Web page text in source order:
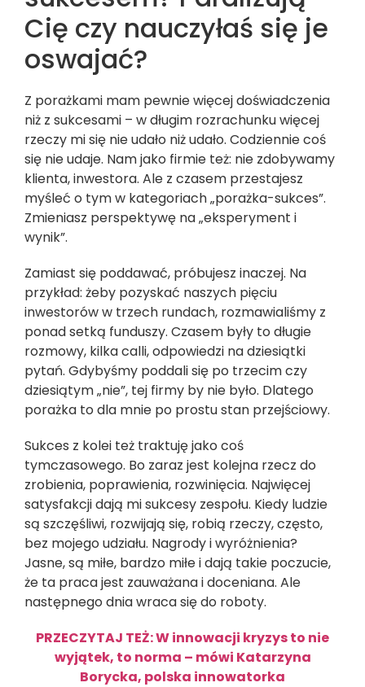
Cię czy nauczyłaś się je
oswajać?
Z porażkami mam pewnie więcej doświadczenia
niż z sukcesami – w długim rozrachunku więcej
rzeczy mi się nie udało niż udało. Codziennie coś
się nie udaje. Nam jako firmie też: nie zdobywamy
klienta, inwestora. Ale z czasem przestajesz
myśleć o tym w kategoriach „porażka-sukces”.
Zmieniasz perspektywę na „eksperyment i
wynik”.
Zamiast się poddawać, próbujesz inaczej. Na
przykład: żeby pozyskać naszych pięciu
inwestorów w trzech rundach, rozmawialiśmy z
ponad setką funduszy. Czasem były to długie
rozmowy, kilka calli, odpowiedzi na dziesiątki
pytań. Gdybyśmy poddali się po trzecim czy
dziesiątym „nie”, tej firmy by nie było. Dlatego
porażka to dla mnie po prostu stan przejściowy.
Sukces z kolei też traktuję jako coś
tymczasowego. Bo zaraz jest kolejna rzecz do
zrobienia, poprawienia, rozwinięcia. Najwięcej
satysfakcji dają mi sukcesy zespołu. Kiedy ludzie
są szczęśliwi, rozwijają się, robią rzeczy, często,
bez mojego udziału. Nagrody i wyróżnienia?
Jasne, są miłe, bardzo miłe i dają takie poczucie,
że ta praca jest zauważana i doceniana. Ale
następnego dnia wraca się do roboty.
PRZECZYTAJ TEŻ: W innowacji kryzys to nie
wyjątek, to norma – mówi Katarzyna
Borycka, polska innowatorka